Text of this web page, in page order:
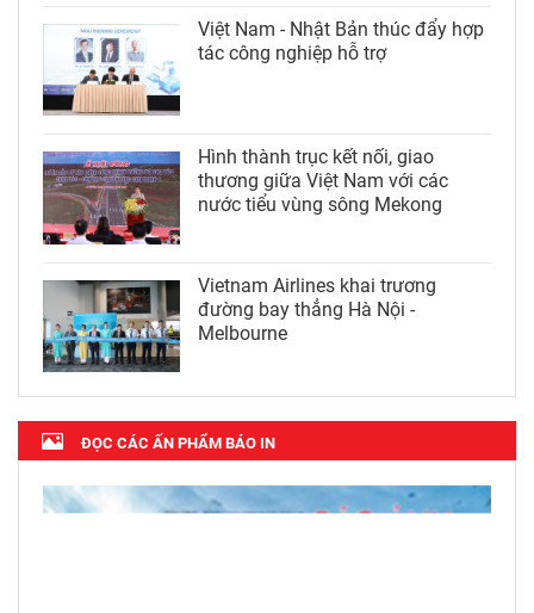
Việt Nam - Nhật Bản thúc đẩy hợp
tác công nghiệp hỗ trợ
Hình thành trục kết nối, giao
thương giữa Việt Nam với các
nước tiểu vùng sông Mekong
Vietnam Airlines khai trương
đường bay thẳng Hà Nội -
Melbourne
ĐỌC CÁC ẤN PHẨM BÁO IN